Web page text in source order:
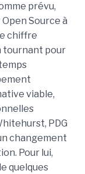
prévu,
Source à
chiffre
tournant pour
viable,
PDG
changement
Pour lui,
quelques